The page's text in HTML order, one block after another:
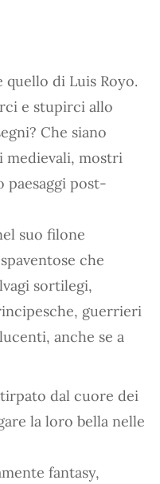
di Luis Royo.
e stupirci allo
Che siano
medievali, mostri
paesaggi post-
suo filone
che
sortilegi,
guerrieri
anche se a
dal cuore dei
la loro bella nelle
fantasy,